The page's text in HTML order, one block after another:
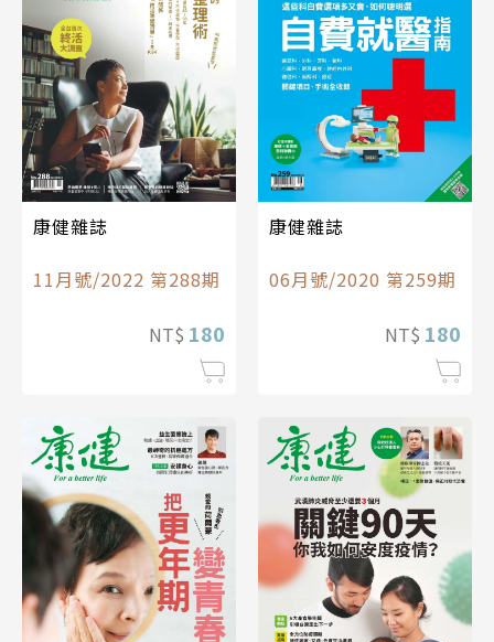
康健雜誌
11月號/2022 第288期
NT$ 180
康健雜誌
06月號/2020 第259期
NT$ 180